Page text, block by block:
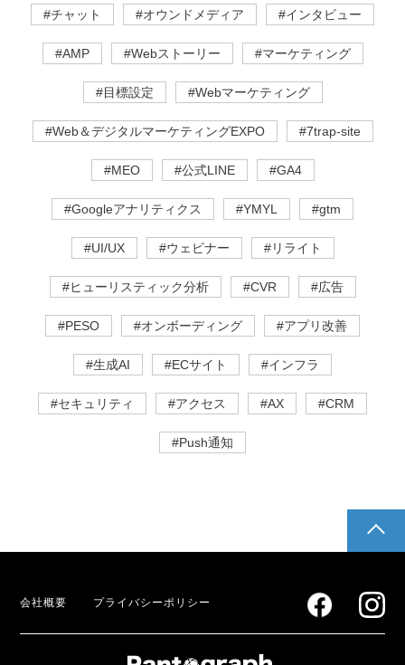
#チャット #オウンドメディア #インタビュー
#AMP #Webストーリー #マーケティング
#目標設定 #Webマーケティング
#Web＆デジタルマーケティングEXPO #7trap-site
#MEO #公式LINE #GA4
#Googleアナリティクス #YMYL #gtm
#UI/UX #ウェビナー #リライト
#ヒューリスティック分析 #CVR #広告
#PESO #オンボーディング #アプリ改善
#生成AI #ECサイト #インフラ
#セキュリティ #アクセス #AX #CRM
#Push通知
会社概要 プライバシーポリシー